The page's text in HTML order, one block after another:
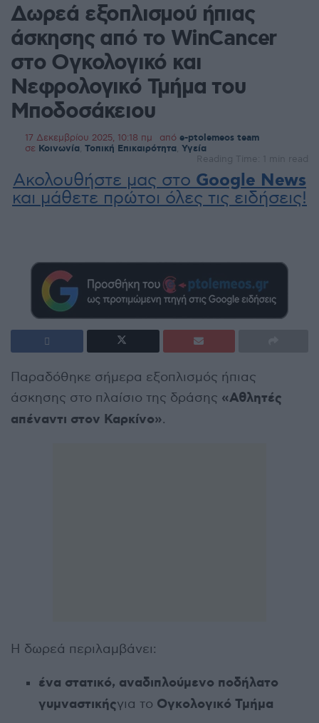
Δωρεά εξοπλισμού ήπιας
άσκησης από το WinCancer
στο Ογκολογικό και
Νεφρολογικό Τμήμα του
Μποδοσάκειου
17 Δεκεμβρίου 2025, 10:18 πμ από e-ptolemeos team
σε Κοινωνία Τοπική Επικαιρότητα Υγεία
Reading Time: 1 min read
Ακολουθήστε μας στο Google News
και μάθετε πρώτοι όλες τις ειδήσεις!
Παραδόθηκε σήμερα εξοπλισμός ήπιας
άσκησης στο πλαίσιο της δράσης «Αθλητές
απέναντι στον Καρκίνο».
Η δωρεά περιλαμβάνει:
ένα στατικό, αναδιπλούμενο ποδήλατο
γυμναστικήςγια το Ογκολογικό Τμήμα